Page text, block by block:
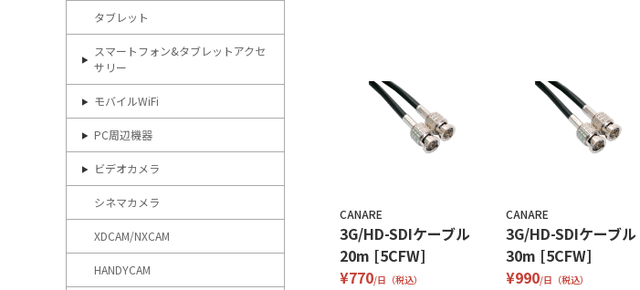
CANARE
3G/HD-SDIケーブル
20m [5CFW]
¥770/日（税込）
CANARE
3G/HD-SDIケーブル
30m [5CFW]
¥990/日（税込）
タブレット
スマートフォン&タブレットアクセ
サリー
モバイルWiFi
PC周辺機器
ビデオカメラ
シネマカメラ
XDCAM/NXCAM
HANDYCAM